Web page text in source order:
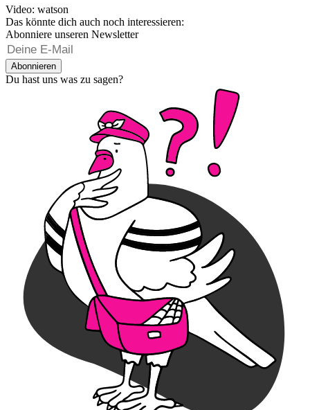
Video: watson
Das könnte dich auch noch interessieren:
Abonniere unseren Newsletter
Abonnieren
Du hast uns was zu sagen?